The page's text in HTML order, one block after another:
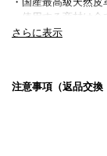
さらに表示
・使用する商材は
・両サイドの接続部
商品名
注意事項（返品交換